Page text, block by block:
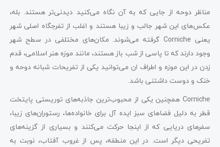
مناظر دوحه از جایی که به آن نگاه می‌کنید دیدنی‌تر هستند. بله،
عکس‌های این شهر جالب و زیبا هستند و اغلب از تفرجگاه اصلی شهر
یعنی Corniche گرفته می‌شوند. مکان‌های مختلفی در سطح شهر
وجود دارند که تا پاسی از شب باز هستند، مانند موزه هنر اسلامی، قدم
زدن در این موزه و اطراف ان می‌توانید یکی از تفریحات شبانه دوحه و
خنک و دوست داشتنی باشد.
Corniche همچنین یکی از محبوب‌ترین جاذبه‌های توریستی پایتخت
قطر به دلیل فضاهای سبز ایده آل برای خانواده‌ها، رستوران‌های زیبا،
سفرهای دریایی که از اینجا حرکت می‌کنند و بسیاری از گزینه‌های
تفریحی دیگر است. در این منطقه، پس از غروب آفتاب، نوبت به